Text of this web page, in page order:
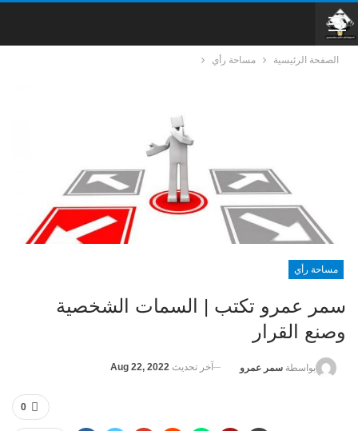
الصفحة الرئيسية مساحة رأي
مساحة رأي
سمر عمرو تكتب | السمات الشخصية
وصنع القرار
بواسطة سمر عمرو آخر تحديث Aug 22, 2022
0